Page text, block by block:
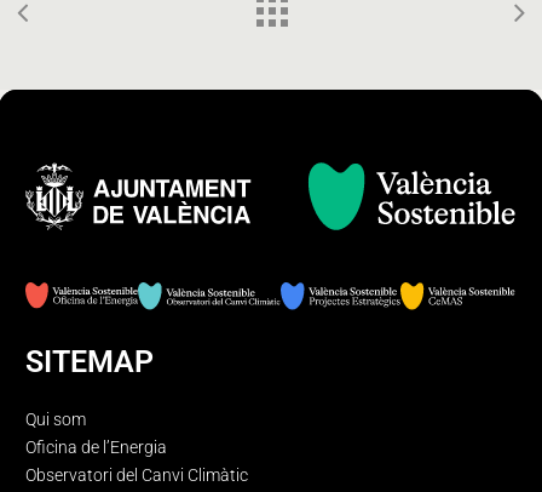
SITEMAP
Qui som
Oficina de l’Energia
Observatori del Canvi Climàtic